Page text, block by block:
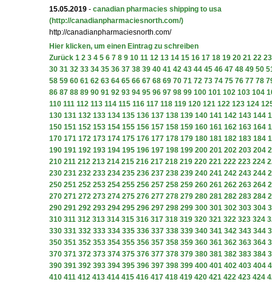
15.05.2019 - canadian pharmacies shipping to usa
(http://canadianpharmaciesnorth.com/)
http://canadianpharmaciesnorth.com/
Hier klicken, um einen Eintrag zu schreiben
Zurück 1 2 3 4 5 6 7 8 9 10 11 12 13 14 15 16 17 18 19 20 21 22 23
30 31 32 33 34 35 36 37 38 39 40 41 42 43 44 45 46 47 48 49 50
58 59 60 61 62 63 64 65 66 67 68 69 70 71 72 73 74 75 76 77 78
86 87 88 89 90 91 92 93 94 95 96 97 98 99 100 101 102 103 104
110 111 112 113 114 115 116 117 118 119 120 121 122 123 124
130 131 132 133 134 135 136 137 138 139 140 141 142 143 144
150 151 152 153 154 155 156 157 158 159 160 161 162 163 164
170 171 172 173 174 175 176 177 178 179 180 181 182 183 184
190 191 192 193 194 195 196 197 198 199 200 201 202 203 204
210 211 212 213 214 215 216 217 218 219 220 221 222 223 224
230 231 232 233 234 235 236 237 238 239 240 241 242 243 244
250 251 252 253 254 255 256 257 258 259 260 261 262 263 264
270 271 272 273 274 275 276 277 278 279 280 281 282 283 284
290 291 292 293 294 295 296 297 298 299 300 301 302 303 304
310 311 312 313 314 315 316 317 318 319 320 321 322 323 324
330 331 332 333 334 335 336 337 338 339 340 341 342 343 344
350 351 352 353 354 355 356 357 358 359 360 361 362 363 364
370 371 372 373 374 375 376 377 378 379 380 381 382 383 384
390 391 392 393 394 395 396 397 398 399 400 401 402 403 404
410 411 412 413 414 415 416 417 418 419 420 421 422 423 424